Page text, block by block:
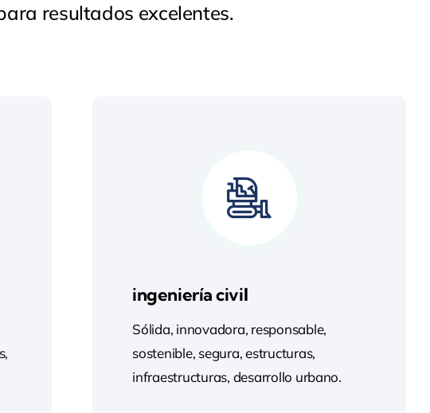
resultados excelentes.
ingeniería civil
Sólida, innovadora, responsable,
sostenible, segura, estructuras,
infraestructuras, desarrollo urbano.